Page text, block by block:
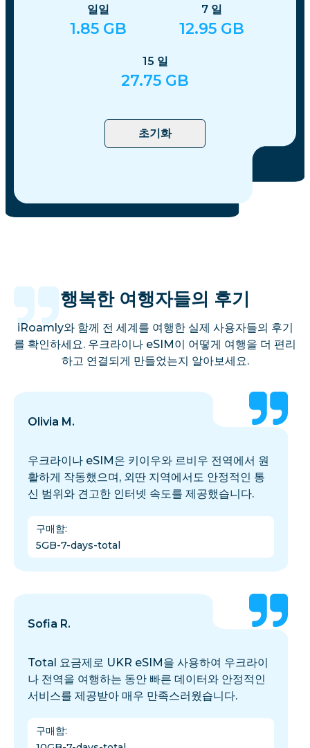
일일
1.85 GB
7 일
12.95 GB
15 일
27.75 GB
초기화
행복한 여행자들의 후기
iRoamly와 함께 전 세계를 여행한 실제 사용자들의 후기
를 확인하세요. 우크라이나 eSIM이 어떻게 여행을 더 편리
하고 연결되게 만들었는지 알아보세요.
Olivia M.
우크라이나 eSIM은 키이우와 르비우 전역에서 원
활하게 작동했으며, 외딴 지역에서도 안정적인 통
신 범위와 견고한 인터넷 속도를 제공했습니다.
구매함:
5GB-7-days-total
Sofia R.
Total 요금제로 UKR eSIM을 사용하여 우크라이
나 전역을 여행하는 동안 빠른 데이터와 안정적인
서비스를 제공받아 매우 만족스러웠습니다.
구매함: